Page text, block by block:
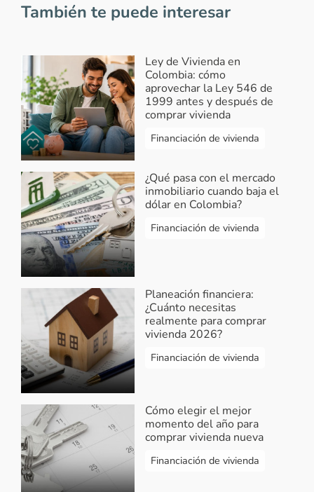
LEIDY BIVIANA GARCIA- Vivienda
Jdjdkbamsnak
Responder...
Vivendo.co-Respuesta Leidy Biviana
Garcia
¡Hola Leidy! En Vivendo.co te
facilitamos la búsqueda de los
proyectos según tus necesidades,
ingresa ahttps://bit.ly/3dGb2Vg
utiliza los filtros para una búsqueda
detallada, selecciona el que más te
guste, envía tus datos a través del
formulario de contacto para recibir
asesoría y programar tu cita virtual.
¡Feliz día!
Responder...
Isabel Silva- Credito
2021-03-21 20:32:34
Buenas noches quisiera saber hasta
cuanta cantidad se puede solicitar para
También te puede interesar
Ley de Vivienda en
Colombia: cómo
aprovechar la Ley 546 de
1999 antes y después de
comprar vivienda
Financiación de vivienda
¿Qué pasa con el mercado
inmobiliario cuando baja el
dólar en Colombia?
Financiación de vivienda
Planeación financiera:
¿Cuánto necesitas
realmente para comprar
vivienda 2026?
Financiación de vivienda
Cómo elegir el mejor
momento del año para
comprar vivienda nueva
Financiación de vivienda